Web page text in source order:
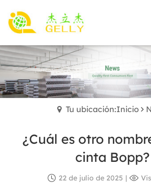
Tu ubicación:Inicio
¿Cuál es otro
cinta Bopp?
22 de julio de 2025 |